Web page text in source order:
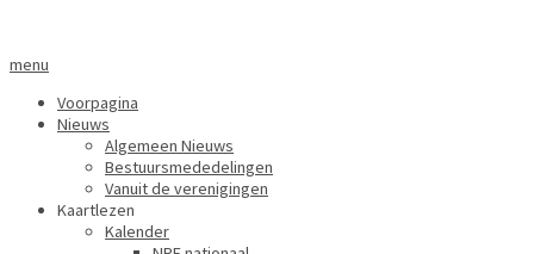
menu
Voorpagina
Nieuws
Algemeen Nieuws
Bestuursmededelingen
Vanuit de verenigingen
Kaartlezen
Kalender